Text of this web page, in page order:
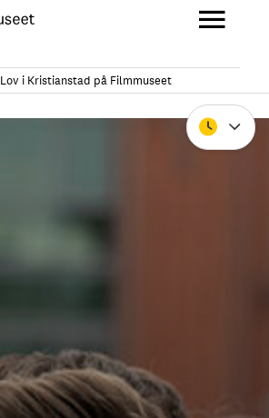
Stäng
Lov i Kristianstad på Filmmuseet